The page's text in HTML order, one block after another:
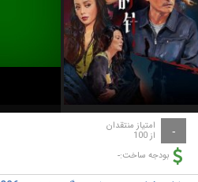
- امتیاز منتقدان
از 100
بودجه ساخت:-